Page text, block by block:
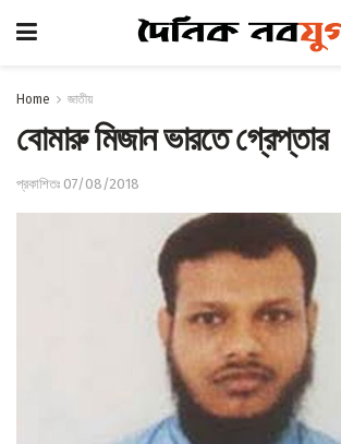
Home জাতীয়
বোমারু মিজান ভারতে গ্রেপ্তার
প্রকাশিতঃ 07/08/2018